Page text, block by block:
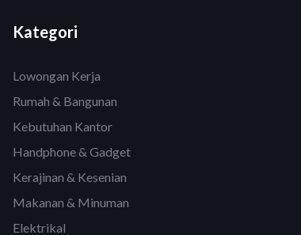
Kategori
Lowongan Kerja
Rumah & Bangunan
Kebutuhan Kantor
Handphone & Gadget
Kerajinan & Kesenian
Makanan & Minuman
Elektrikal